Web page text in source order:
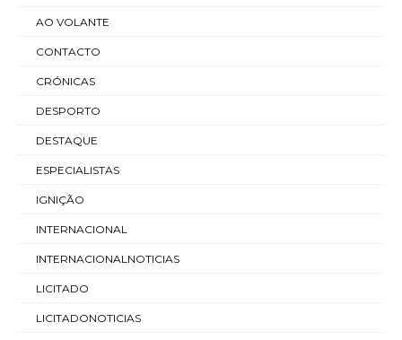
AO VOLANTE
CONTACTO
CRÓNICAS
DESPORTO
DESTAQUE
ESPECIALISTAS
IGNIÇÃO
INTERNACIONAL
INTERNACIONALNOTICIAS
LICITADO
LICITADONOTICIAS